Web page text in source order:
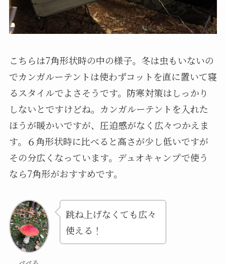
こちらは7角形状時の中の様子。冬は虫もいないの
でカンガルーテントは使わずコットを直に置いて寝
るスタイルでよさそうです。防寒対策はしっかり
しないとですけどね。カンガルーテントを入れた
ほうが暖かいですが、圧迫感がなく広々つかえま
す。６角形状時に比べると高さが少し低いですが
その分広くなっています。デュオキャンプで使う
なら7角形がおすすめです。
跳ね上げなくても広々
使える！